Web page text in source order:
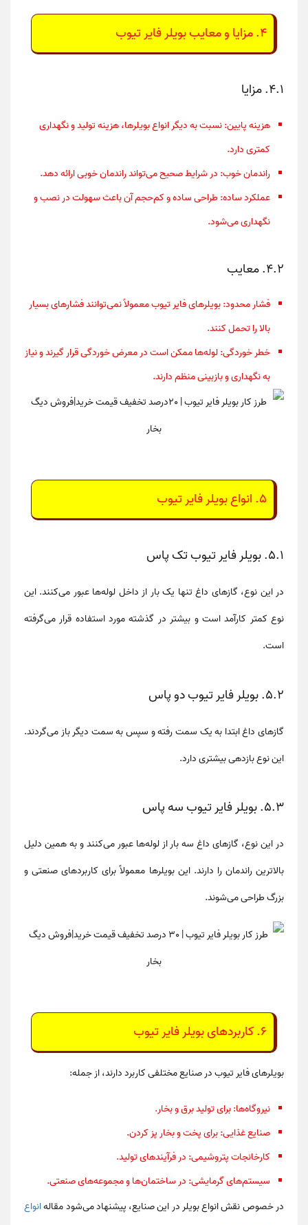
۴. مزایا و معایب بویلر فایر تیوب
۴.۱. مزایا
هزینه پایین: نسبت به دیگر انواع بویلرها، هزینه تولید و نگهداری
کمتری دارد.
راندمان خوب: در شرایط صحیح می‌تواند راندمان خوبی ارائه دهد.
عملکرد ساده: طراحی ساده و کم‌حجم آن باعث سهولت در نصب و
نگهداری می‌شود.
۴.۲. معایب
فشار محدود: بویلرهای فایر تیوب معمولاً نمی‌توانند فشارهای بسیار
بالا را تحمل کنند.
خطر خوردگی: لوله‌ها ممکن است در معرض خوردگی قرار گیرند و نیاز
به نگهداری و بازبینی منظم دارند.
۵. انواع بویلر فایر تیوب
۵.۱. بویلر فایر تیوب تک پاس
در این نوع، گازهای داغ تنها یک بار از داخل لوله‌ها عبور می‌کنند. این
نوع کمتر کارآمد است و بیشتر در گذشته مورد استفاده قرار می‌گرفته
است.
۵.۲. بویلر فایر تیوب دو پاس
گازهای داغ ابتدا به یک سمت رفته و سپس به سمت دیگر باز می‌گردند.
این نوع بازدهی بیشتری دارد.
۵.۳. بویلر فایر تیوب سه پاس
در این نوع، گازهای داغ سه بار از لوله‌ها عبور می‌کنند و به همین دلیل
بالاترین راندمان را دارند. این بویلرها معمولاً برای کاربردهای صنعتی و
بزرگ طراحی می‌شوند.
۶. کاربردهای بویلر فایر تیوب
بویلرهای فایر تیوب در صنایع مختلفی کاربرد دارند، از جمله:
نیروگاه‌ها: برای تولید برق و بخار.
صنایع غذایی: برای پخت و بخار پز کردن.
کارخانجات پتروشیمی: در فرآیندهای تولید.
سیستم‌های گرمایشی: در ساختمان‌ها و مجموعه‌های صنعتی.
در خصوص نقش انواع بویلر در این صنایع، پیشنهاد می‌شود مقالهانواع